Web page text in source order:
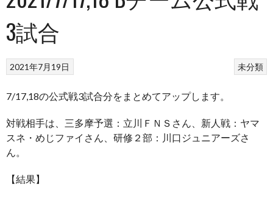
3試合
未分類
2021年7月19日
7/17,18の公式戦3試合分をまとめてアップします。
対戦相手は、三多摩予選：立川ＦＮＳさん、新人戦：ヤマ
スネ・めじファイさん、研修２部：川口ジュニアーズさ
ん。
【結果】